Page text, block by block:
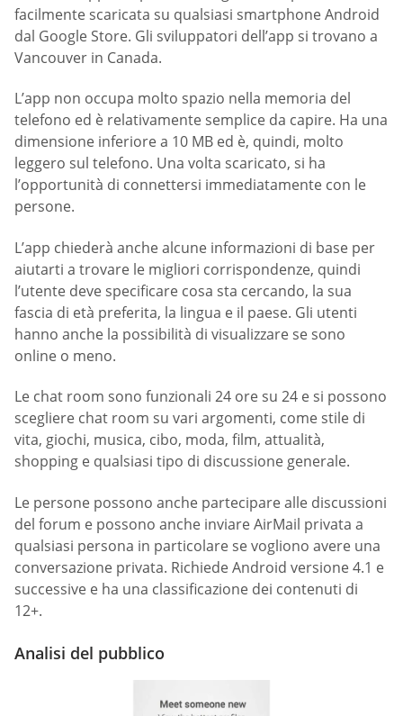
facilmente scaricata su qualsiasi smartphone Android
dal Google Store. Gli sviluppatori dell’app si trovano a
Vancouver in Canada.
L’app non occupa molto spazio nella memoria del
telefono ed è relativamente semplice da capire. Ha una
dimensione inferiore a 10 MB ed è, quindi, molto
leggero sul telefono. Una volta scaricato, si ha
l’opportunità di connettersi immediatamente con le
persone.
L’app chiederà anche alcune informazioni di base per
aiutarti a trovare le migliori corrispondenze, quindi
l’utente deve specificare cosa sta cercando, la sua
fascia di età preferita, la lingua e il paese. Gli utenti
hanno anche la possibilità di visualizzare se sono
online o meno.
Le chat room sono funzionali 24 ore su 24 e si possono
scegliere chat room su vari argomenti, come stile di
vita, giochi, musica, cibo, moda, film, attualità,
shopping e qualsiasi tipo di discussione generale.
Le persone possono anche partecipare alle discussioni
del forum e possono anche inviare AirMail privata a
qualsiasi persona in particolare se vogliono avere una
conversazione privata. Richiede Android versione 4.1 e
successive e ha una classificazione dei contenuti di
12+.
Analisi del pubblico